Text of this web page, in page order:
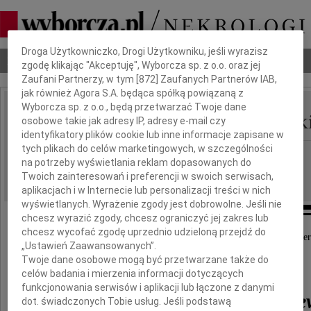
Nekrologi Odeszli Poradnik pogrzebowy
IMIĘ I NAZWISKO: Teresa Pajszczyk-
REGION: Łódź
DATA EMISJI: 27.12.2012
Z głębokim żalem przyjęliśmy wiadomość o
Pani Profesor
Teresy Pajszczyk-
Dbamy o Twoją prywatność
Droga Użytkowniczko, Drogi Użytkowniku, jeśli wyrazisz
zgodę klikając "Akceptuję", Wyborcza sp. z o.o. oraz jej
Zaufani Partnerzy, w tym [872 ] Zaufanych Partnerów IAB,
jak również Agora S.A. będąca spółką powiązaną z
Wyborcza sp. z o.o., będą przetwarzać Twoje dane
osobowe takie jak adresy IP, adresy e-mail czy
identyfikatory plików cookie lub inne informacje zapisane w
tych plikach do celów marketingowych, w szczególności
na potrzeby wyświetlania reklam dopasowanych do
Twoich zainteresowań i preferencji w swoich serwisach,
aplikacjach i w Internecie lub personalizacji treści w nich
wyświetlanych. Wyrażenie zgody jest dobrowolne. Jeśli nie
chcesz wyrazić zgody, chcesz ograniczyć jej zakres lub
chcesz wycofać zgodę uprzednio udzieloną przejdź do
„Ustawień Zaawansowanych”.
Twoje dane osobowe mogą być przetwarzane także do
celów badania i mierzenia informacji dotyczących
funkcjonowania serwisów i aplikacji lub łączone z danymi
dot. świadczonych Tobie usług. Jeśli podstawą